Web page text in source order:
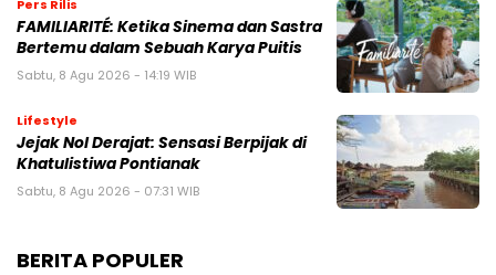
Pers Rilis
FAMILIARITÉ: Ketika Sinema dan Sastra
Bertemu dalam Sebuah Karya Puitis
Sabtu, 8 Agu 2026 - 14:19 WIB
Lifestyle
Jejak Nol Derajat: Sensasi Berpijak di
Khatulistiwa Pontianak
Sabtu, 8 Agu 2026 - 07:31 WIB
BERITA POPULER